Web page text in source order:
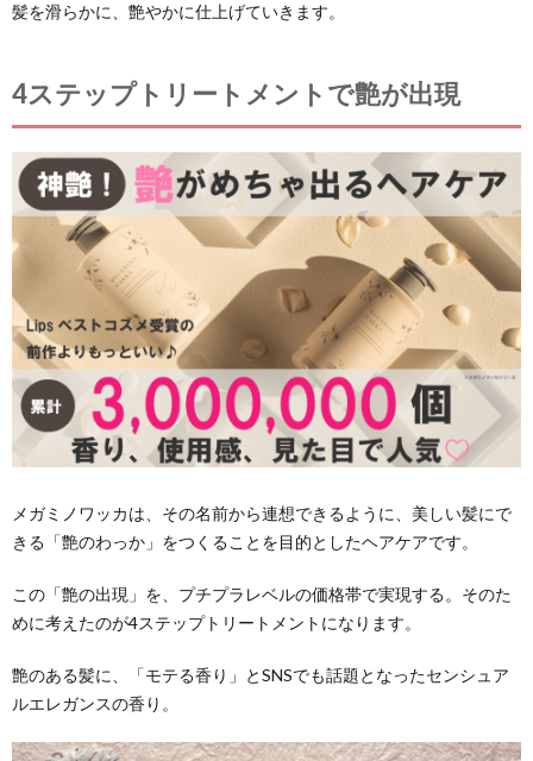
髪を滑らかに、艶やかに仕上げていきます。
4ステップトリートメントで艶が出現
メガミノワッカは、その名前から連想できるように、美しい髪にで
きる「艶のわっか」をつくることを目的としたヘアケアです。
この「艶の出現」を、プチプラレベルの価格帯で実現する。そのた
めに考えたのが4ステップトリートメントになります。
艶のある髪に、「モテる香り」とSNSでも話題となったセンシュア
ルエレガンスの香り。